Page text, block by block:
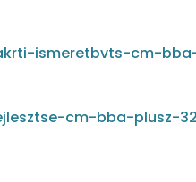
ismeretbvts-cm-
cm-bba-plusz-